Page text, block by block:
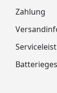
Zahlung